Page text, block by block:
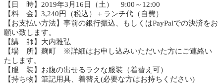
【日 時】2019年3月16日（土） 9:00～12:00
【料 金】3,240円（税込）＋ランチ代（自費）
【お支払い方法】事前の銀行振込、もしくはPayPalでの決済をお
願い致します。
【講 師】大内雅弘
【場 所】麹町 ※詳細はお申し込みいただいた方にご連絡い
たします。
【服 装】お腹の出せるラクな服装（着替え可）
【持ち物】筆記用具、着替え(必要な方はお持ちください)